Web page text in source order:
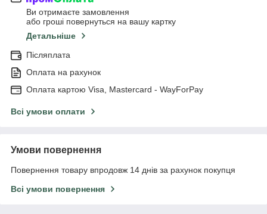
Ви отримаєте замовлення
або гроші повернуться на вашу картку
Детальніше
Післяплата
Оплата на рахунок
Оплата картою Visa, Mastercard - WayForPay
Всі умови оплати
Умови повернення
Повернення товару впродовж 14 днів за рахунок покупця
Всі умови повернення